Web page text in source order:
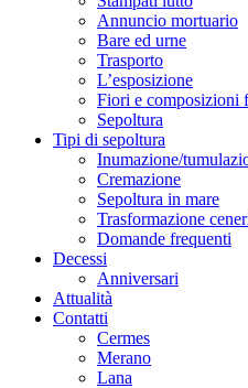
Annuncio mortuario
Bare ed urne
Trasporto
L’esposizione
Fiori e composizioni
Sepoltura
Tipi di sepoltura
Inumazione/
Cremazione
Sepoltura in mare
Trasformazione
Domande frequenti
Decessi
Anniversari
Attualità
Contatti
Cermes
Merano
Lana